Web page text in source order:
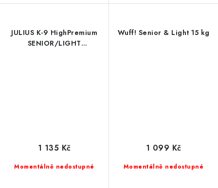
JULIUS K-9 HighPremium
SENIOR/LIGHT
Momentálně nedostupné
1 135 Kč
Wuff! Senior & Light 15 kg
Momentálně nedostupné
1 099 Kč